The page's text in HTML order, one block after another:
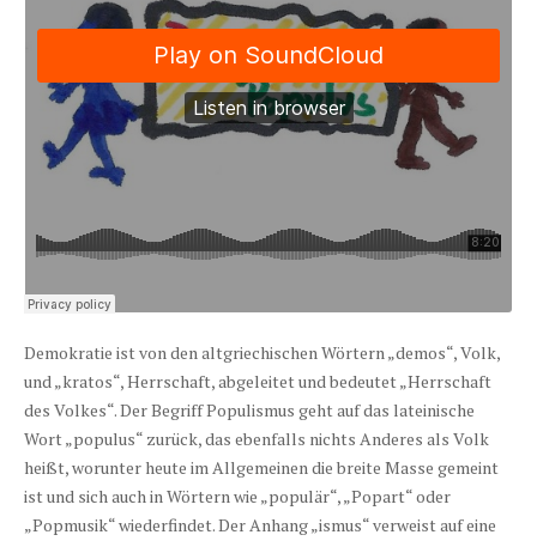
Demokratie ist von den altgriechischen Wörtern „demos“, Volk,
und „kratos“, Herrschaft, abgeleitet und bedeutet „Herrschaft
des Volkes“. Der Begriff Populismus geht auf das lateinische
Wort „populus“ zurück, das ebenfalls nichts Anderes als Volk
heißt, worunter heute im Allgemeinen die breite Masse gemeint
ist und sich auch in Wörtern wie „populär“, „Popart“ oder
„Popmusik“ wiederfindet. Der Anhang „ismus“ verweist auf eine